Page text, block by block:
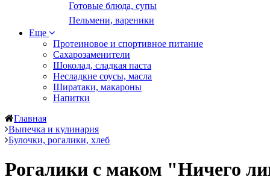
Готовые блюда, супы
Пельмени, вареники
Еще
Протеиновое и спортивное питание
Сахарозаменители
Шоколад, сладкая паста
Несладкие соусы, масла
Ширатаки, макароны
Напитки
Главная
Выпечка и кулинария
Булочки, рогалики, хлеб
Рогалики с маком "Ничего